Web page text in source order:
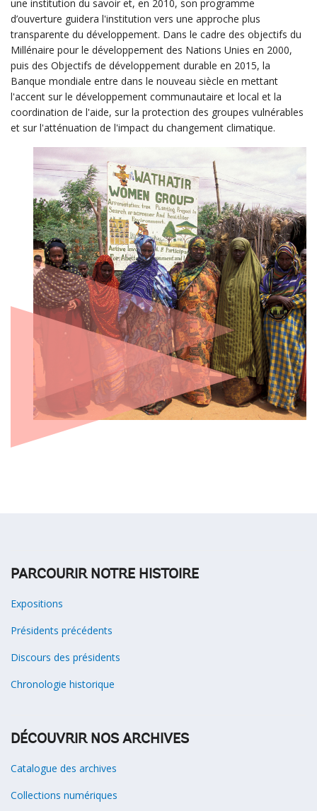
une institution du savoir et, en 2010, son programme
d’ouverture guidera l'institution vers une approche plus
transparente du développement. Dans le cadre des objectifs du
Millénaire pour le développement des Nations Unies en 2000,
puis des Objectifs de développement durable en 2015, la
Banque mondiale entre dans le nouveau siècle en mettant
l'accent sur le développement communautaire et local et la
coordination de l'aide, sur la protection des groupes vulnérables
et sur l'atténuation de l'impact du changement climatique.
PARCOURIR NOTRE HISTOIRE
Expositions
Présidents précédents
Discours des présidents
Chronologie historique
DÉCOUVRIR NOS ARCHIVES
Catalogue des archives
Collections numériques